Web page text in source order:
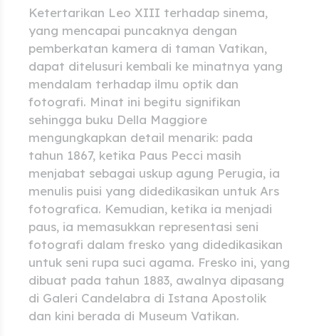
Ketertarikan Leo XIII terhadap sinema,
yang mencapai puncaknya dengan
pemberkatan kamera di taman Vatikan,
dapat ditelusuri kembali ke minatnya yang
mendalam terhadap ilmu optik dan
fotografi. Minat ini begitu signifikan
sehingga buku Della Maggiore
mengungkapkan detail menarik: pada
tahun 1867, ketika Paus Pecci masih
menjabat sebagai uskup agung Perugia, ia
menulis puisi yang didedikasikan untuk Ars
fotografica. Kemudian, ketika ia menjadi
paus, ia memasukkan representasi seni
fotografi dalam fresko yang didedikasikan
untuk seni rupa suci agama. Fresko ini, yang
dibuat pada tahun 1883, awalnya dipasang
di Galeri Candelabra di Istana Apostolik
dan kini berada di Museum Vatikan.